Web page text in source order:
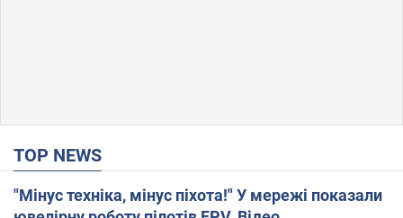
TOP NEWS
"Мінус техніка, мінус піхота!" У мережі показали